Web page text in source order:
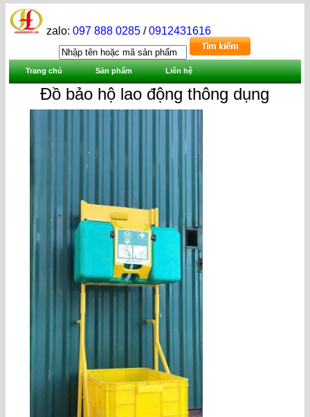
zalo:097 888 0285 /0912431616
Trang chủ Sản phẩm Liên hệ
Đồ bảo hộ lao động thông dụng